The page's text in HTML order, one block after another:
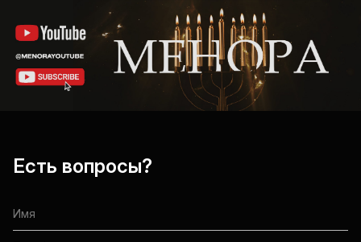
Есть вопросы?